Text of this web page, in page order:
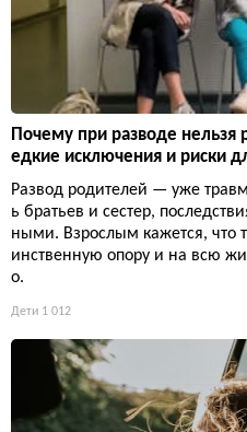
Почему при разводе нельзя
едкие исключения и риски
Развод родителей — уже
ь братьев и сестер,
ными. Взрослым кажется, что
инственную опору и на всю
о.
Дети 1 012